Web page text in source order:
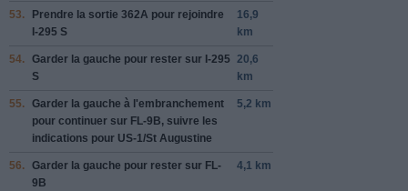
53. Prendre la sortie 362A pour rejoindre
I-295 S
16,9
km
54. Garder la gauche pour rester sur I-295
S
20,6
km
55. Garder la gauche à l'embranchement
pour continuer sur FL-9B, suivre les
indications pour US-1/St Augustine
5,2 km
56. Garder la gauche pour rester sur FL-
9B
4,1 km